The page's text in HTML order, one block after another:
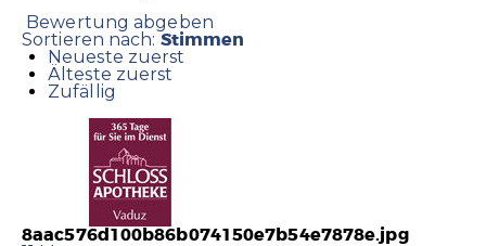
Bewertung abgeben
Sortieren nach: Stimmen
Neueste zuerst
Älteste zuerst
Zufällig
8aac576d100b86b074150e7b54e7878e.jpg